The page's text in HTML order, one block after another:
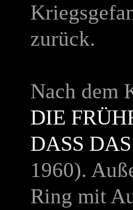
zurück.
Nach dem
DIE
DASS
1960).
Ring mit